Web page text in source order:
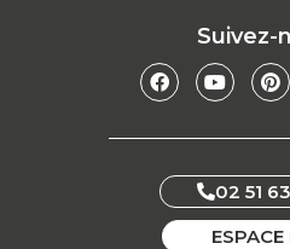
Suivez-
02 51